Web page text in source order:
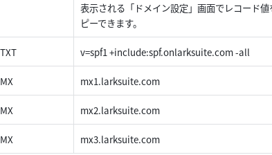
表示される「ドメイン設定」画面でレコード値
ピーできます。
TXT v=spf1 +include:spf.onlarksuite.com -all
MX mx1.larksuite.com
MX mx2.larksuite.com
MX mx3.larksuite.com